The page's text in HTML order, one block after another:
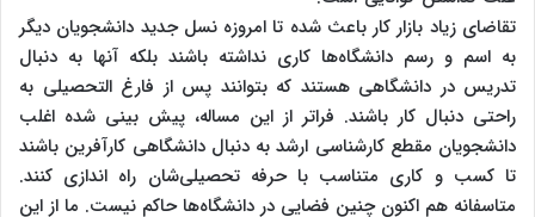
تقاضای زیاد بازار کار باعث شده تا امروزه نسل جدید دانشجویان دیگر
به اسم و رسم دانشگاه‌ها کاری نداشته باشند بلکه آنها به دنبال
تدریس در دانشگاهی هستند که بتوانند پس از فارغ التحصیلی به
راحتی دنبال کار باشند. فراتر از این مساله، پیش بینی شده اغلب
دانشجویان مقطع کارشناسی ارشد به دنبال دانشگاهی کارآفرین باشند
تا کسب و کاری متناسب با حرفه تحصیلی‌شان راه اندازی کنند.
متاسفانه هم اکنون چنین فضایی در دانشگاه‌ها حاکم نیست. ما از این